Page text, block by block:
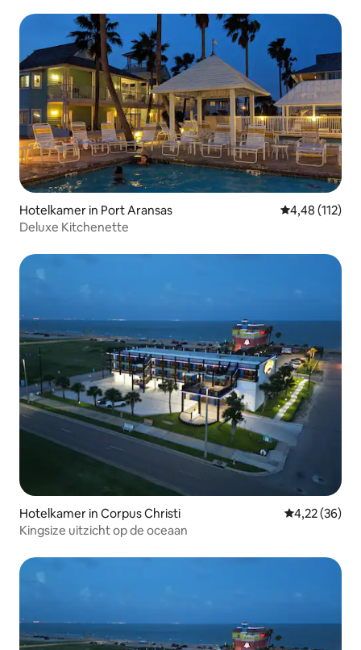
Hotelkamer in Port Aransas Gemiddelde
4,48 (112)
Deluxe Kitchenette
Hotelkamer in Corpus Christi Gemiddelde
4,22 (36)
Kingsize uitzicht op de oceaan